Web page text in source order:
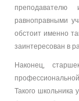
преподавателю
равноправными
обстоит именно
заинтересован в
Наконец,
Такого